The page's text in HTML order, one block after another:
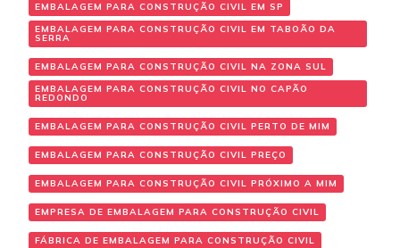
EMBALAGEM PARA CONSTRUÇÃO CIVIL EM SP
EMBALAGEM PARA CONSTRUÇÃO CIVIL EM TABOÃO DA
SERRA
EMBALAGEM PARA CONSTRUÇÃO CIVIL NA ZONA SUL
EMBALAGEM PARA CONSTRUÇÃO CIVIL NO CAPÃO
REDONDO
EMBALAGEM PARA CONSTRUÇÃO CIVIL PERTO DE MIM
EMBALAGEM PARA CONSTRUÇÃO CIVIL PREÇO
EMBALAGEM PARA CONSTRUÇÃO CIVIL PRÓXIMO A MIM
EMPRESA DE EMBALAGEM PARA CONSTRUÇÃO CIVIL
FÁBRICA DE EMBALAGEM PARA CONSTRUÇÃO CIVIL